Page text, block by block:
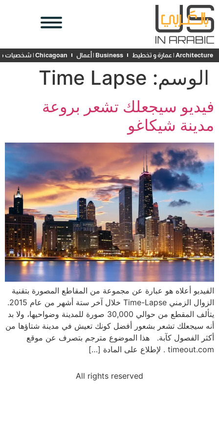
Architecture | عمارة و تخطيط Business | أعمال Chicagoan | شخصيات محلية
الوسم: Time Lapse
فيديو سيجعلك تشعر بروعة
مدينة شيكاغو
الفيديو أعلاه هو عبارة عن مجموعة من المقاطع المصورة بتقنية
الزوال الزمني Time-Lapse خلال آخر ستة أشهر من عام 2015.
يتألف المقطع من حوالي 30,000 صورة للمدينة وضواحيها، ولا بد
أنه سيجعلك تشعر بشعور أفضل كونك تعيش في مدينة شتاؤها من
أكثر الفصول كآبة. هذا الموضوع مترجم بتصرف عن موقع
timeout.com . لإطلاع على المادة […]
All rights reserved